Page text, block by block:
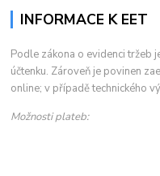
INFORMACE K EET
Podle zákona o evidenci tržeb
účtenku. Zároveň je povinen
online; v případě technického
Možnosti plateb: